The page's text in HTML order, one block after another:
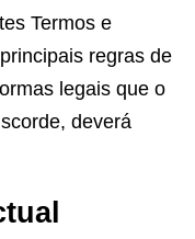
Termos e
regras de
legais que o
deverá